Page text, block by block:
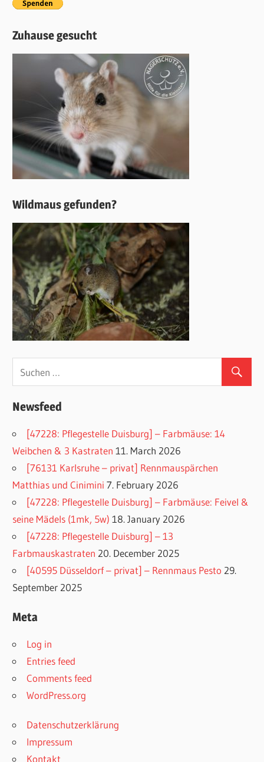
Zuhause gesucht
Wildmaus gefunden?
Newsfeed
[47228: Pflegestelle Duisburg] – Farbmäuse: 14
Weibchen & 3 Kastraten 11. March 2026
[76131 Karlsruhe – privat] Rennmauspärchen
Matthias und Cinimini 7. February 2026
[47228: Pflegestelle Duisburg] – Farbmäuse: Feivel &
seine Mädels (1mk, 5w) 18. January 2026
[47228: Pflegestelle Duisburg] – 13
Farbmauskastraten 20. December 2025
[40595 Düsseldorf – privat] – Rennmaus Pesto 29.
September 2025
Meta
Log in
Entries feed
Comments feed
WordPress.org
Datenschutzerklärung
Impressum
Kontakt